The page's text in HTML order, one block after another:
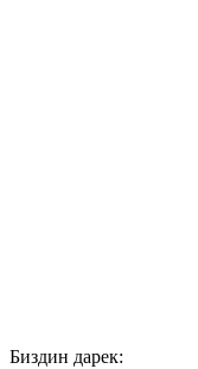
Биздин дарек: